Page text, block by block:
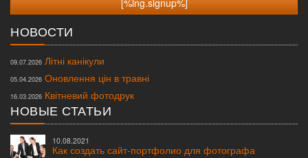
НОВОСТИ
09.07.2026 Літні канікули
05.04.2026 Оновлення цін в травні
16.03.2026 Квітневий фотодрук
НОВЫЕ СТАТЬИ
10.08.2021
Как создать сайт-портфолио для фотографа